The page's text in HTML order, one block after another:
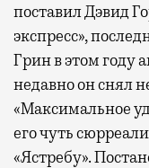
поставил Дэвид
экспресс»,
Грин в этом году
недавно он снял
«Максимальное
его чуть
«Ястребу».